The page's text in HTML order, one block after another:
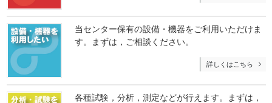
当センター保有の設備・機器をご利用いただけま
す。まずは，ご相談ください。
詳しくはこちら
各種試験，分析，測定などが行えます。まずは，